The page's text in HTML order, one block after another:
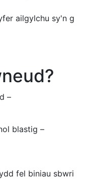
ailgylchu sy'n g
–
blastig –
fel biniau sbwri